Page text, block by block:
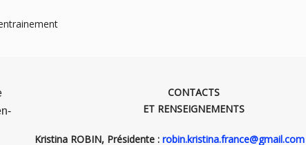
CONTACTS
ET RENSEIGNEMENTS
Kristina ROBIN, Présidente : robin.kristina.france@gmail.com